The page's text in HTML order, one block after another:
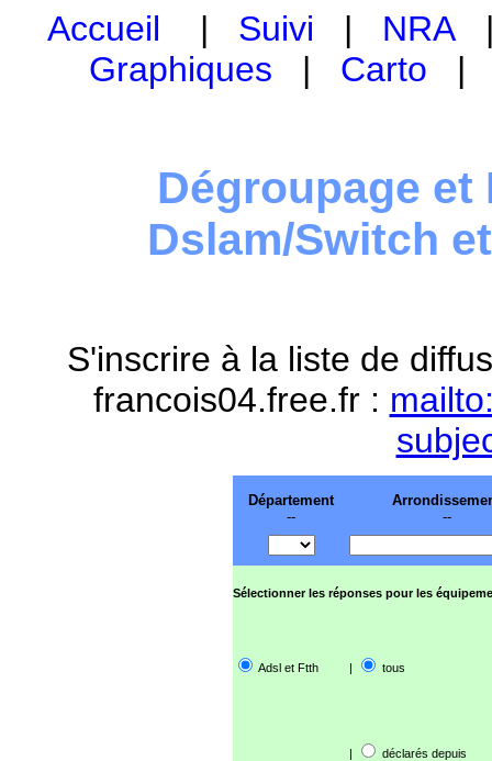
Accueil | Suivi | NRA
Graphiques | Carto
Dégroupage et
Dslam/Switch
S'inscrire à la liste de
francois04.free.fr :
Département
--
--
Sélectionner les réponses pour les
Adsl et Ftth | tous
| déclarés depuis